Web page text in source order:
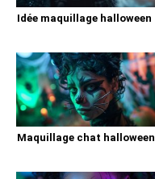
Idée maquillage halloween
Maquillage chat halloween